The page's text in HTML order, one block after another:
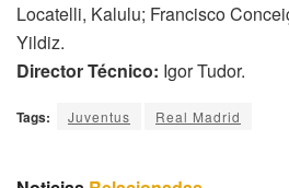
Locatelli, Kalulu; Francisco
Yildiz.
Director Técnico: Igor Tudor.
Tags: Juventus Real Madrid